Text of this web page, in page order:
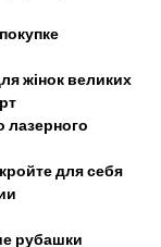
жінок великих
для себя
рубашки